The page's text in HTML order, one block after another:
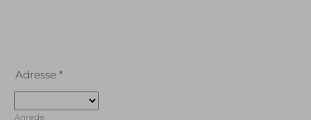
Adresse *
Anrede